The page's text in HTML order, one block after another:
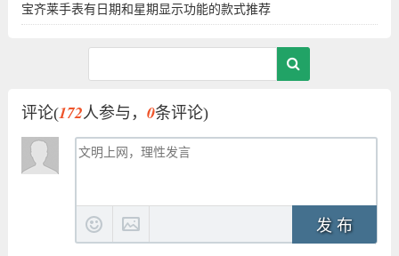
宝齐莱手表有日期和星期显示功能的款式推荐
评论(172人参与， 0条评论)
发 布